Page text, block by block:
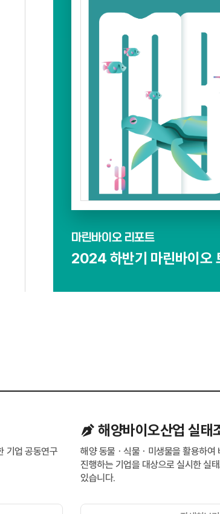
마린바이오 리포트
2024 하반기 마린바이오
기업 공동연구
해양바이오산업 실태
해양 동물ㆍ식물ㆍ미생물을 활용하여
진행하는 기업을 대상으로 실시한 실
있습니다.